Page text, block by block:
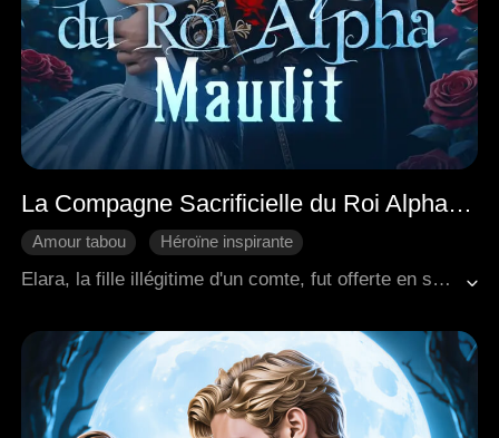
La Compagne Sacrificielle du Roi Alpha Maudit
Amour tabou
Héroïne inspirante
Fantaisie Occidentale
Elara, la fille illégitime d'un comte, fut offerte en sacrifice au roi puissant et maudit Cassian. Les autres avant elle avaient été tuées, pourtant elle semblait être la seule capable de le réconforter, ce qui agaçait Malrec, l'archevêque de la Sainte Église. Elle se retrouvait prise dans le conflit de pouvoir entre la royauté et l'église, et l'ancienne Sainte rebelle Melandra scellée en elle se réveillait. Au milieu de toutes les conspirations, Elara s'efforçait de survivre et ripostait, créant un nouvel ordre.